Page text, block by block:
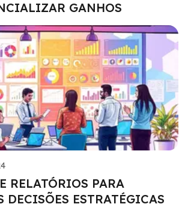
GANHOS
RELATÓRIOS PARA
DECISÕES ESTRATÉGICAS